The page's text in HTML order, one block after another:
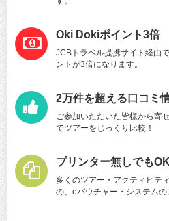
Oki Dokiポイント3倍
JCBトラベル提携サイト経由
ントが3倍になります。
2万件を超える口コミ
ご参加いただいた皆様から寄
でツアーをじっくり比較！
プリンター無しでもOK
多くのツアー・アクティビテ
の、eバウチャー・システムの